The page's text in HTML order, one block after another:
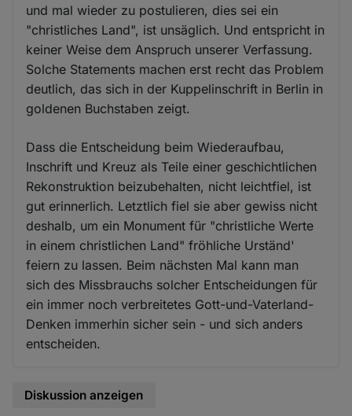
und mal wieder zu postulieren, dies sei ein
"christliches Land", ist unsäglich. Und entspricht in
keiner Weise dem Anspruch unserer Verfassung.
Solche Statements machen erst recht das Problem
deutlich, das sich in der Kuppelinschrift in Berlin in
goldenen Buchstaben zeigt.
Dass die Entscheidung beim Wiederaufbau,
Inschrift und Kreuz als Teile einer geschichtlichen
Rekonstruktion beizubehalten, nicht leichtfiel, ist
gut erinnerlich. Letztlich fiel sie aber gewiss nicht
deshalb, um ein Monument für "christliche Werte
in einem christlichen Land" fröhliche Urständ'
feiern zu lassen. Beim nächsten Mal kann man
sich des Missbrauchs solcher Entscheidungen für
ein immer noch verbreitetes Gott-und-Vaterland-
Denken immerhin sicher sein - und sich anders
entscheiden.
Diskussion anzeigen